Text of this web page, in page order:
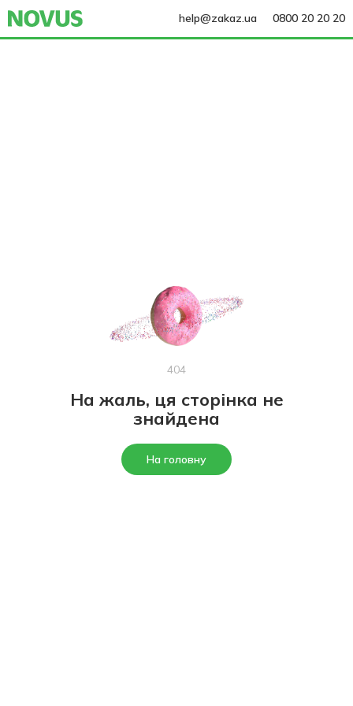
help@zakaz.ua 0800 20 20 20
404
На жаль, ця сторінка не
знайдена
На головну